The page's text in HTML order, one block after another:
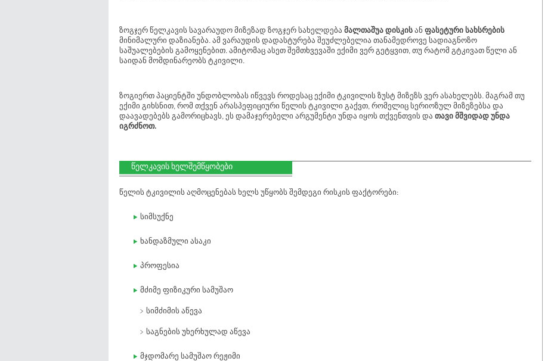
ზოგჯერ წელკავის სავარაუდო მიზეზად ზოგჯერ სახელდება მალთაშუა დისკის ან ფასეტური სახსრების
მინიმალური დაზიანება. ამ ვარაუდის დადასტურება შეუძლებელია თანამედროვე სადიაგნოზო
საშუალებების გამოყენებით. ამიტომაც ასეთ შემთხვევაში ექიმი ვერ გეტყვით, თუ რატომ გტკივათ წელი ან
საიდან მომდინარეობს ტკივილი.
ზოგიერთ პაციენტში უნდობლობას იწვევს როდესაც ექიმი ტკივილის ზუსტ მიზეზს ვერ ასახელებს. მაგრამ თუ
ექიმი გიხსნით, რომ თქვენ არასპეფიციური წელის ტკივილი გაქვთ, რომელიც სერიოზულ მიზეზებსა და
დაავადებებს გამორიცხავს, ეს დამაჯერებელი არგუმენტი უნდა იყოს თქვენთვის და თავი მშვიდად უნდა
იგრძნოთ.
წელკავის ხელშემწყობები
წელის ტკივილის აღმოცენებას ხელს უწყობს შემდეგი რისკის ფაქტორები:
სიმსუქნე
ხანდაზმული ასაკი
პროფესია
მძიმე ფიზიკური სამუშაო
სიმძიმის აწევა
საგნების უხერხულად აწევა
მჯდომარე სამუშაო რეჟიმი